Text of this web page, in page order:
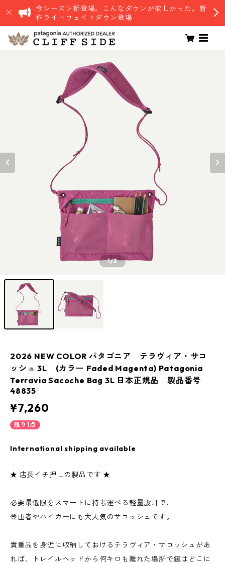
今シーズン新登場。こんなダウンが欲しかった。新
作ライトウェイトダウン登場
1/2
2026 NEW COLOR パタゴニア テラヴィア・サコ
ッシュ 3L (カラー Faded Magenta) Patagonia
Terravia Sacoche Bag 3L 日本正規品 製品番号
48835
¥7,260
残り1点
International shipping available
★ 店長イチ押しの製品です ★
必要最低限をスマートに持ち運べる軽量設計で、
登山者やハイカーにも大人気のサコッシュです。
貴重品を身近に収納しておけるテラヴィア・サコッシュがあ
れば、トレイルヘッドから何キロも離れた場所で鍵はどこに